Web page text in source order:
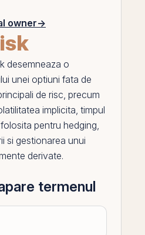
owner→
desemneaza o
unei optiuni fata de
de risc, precum
implicita, timpul
pentru hedging,
si gestionarea unui
derivate.
termenul